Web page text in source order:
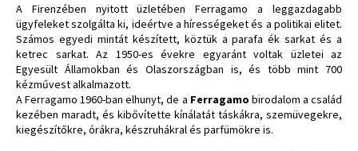
A Firenzében nyitott üzletében Ferragamo a leggazdagabb
ügyfeleket szolgálta ki, ideértve a hírességeket és a politikai elitet.
Számos egyedi mintát készített, köztük a parafa ék sarkat és a
ketrec sarkat. Az 1950-es évekre egyaránt voltak üzletei az
Egyesült Államokban és Olaszországban is, és több mint 700
kézművest alkalmazott.
A Ferragamo 1960-ban elhunyt, de a Ferragamo birodalom a család
kezében maradt, és kibővítette kínálatát táskákra, szemüvegekre,
kiegészítőkre, órákra, készruhákral és parfümökre is.